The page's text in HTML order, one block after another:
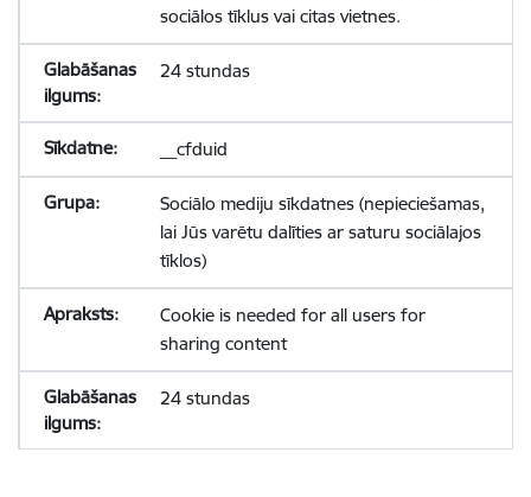
sociālos tīklus vai citas vietnes.
24 stundas
__cfduid
Sociālo mediju sīkdatnes (nepieciešamas,
lai Jūs varētu dalīties ar saturu sociālajos
tīklos)
Cookie is needed for all users for
sharing content
24 stundas